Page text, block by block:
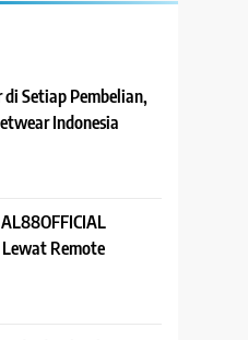
Setiap Pembelian,
Indonesia
Remote